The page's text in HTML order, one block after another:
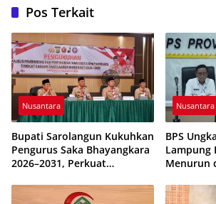
Pos Terkait
Nusantara
Bupati Sarolangun Kukuhkan
Pengurus Saka Bhayangkara
2026–2031, Perkuat
Generasi Muda
Nusantara
BPS
Lampung
Menurun